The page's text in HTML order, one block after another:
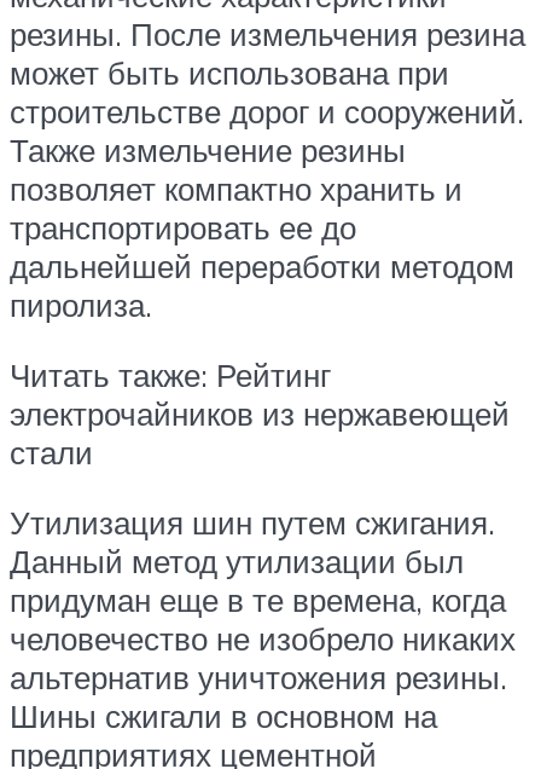
резины. После измельчения резина
может быть использована при
строительстве дорог и сооружений.
Также измельчение резины
позволяет компактно хранить и
транспортировать ее до
дальнейшей переработки методом
пиролиза.
Читать также: Рейтинг
электрочайников из нержавеющей
стали
Утилизация шин путем сжигания.
Данный метод утилизации был
придуман еще в те времена, когда
человечество не изобрело никаких
альтернатив уничтожения резины.
Шины сжигали в основном на
предприятиях цементной